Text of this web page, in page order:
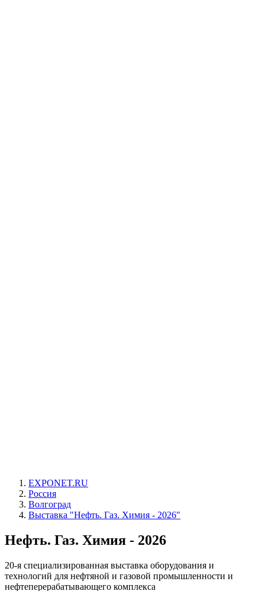
EXPONET.RU
Россия
Волгоград
Выставка "Нефть. Газ. Химия - 2026"
Нефть. Газ. Химия - 2026
20-я специализированная выставка оборудования и
технологий для нефтяной и газовой промышленности и
нефтеперерабатывающего комплекса